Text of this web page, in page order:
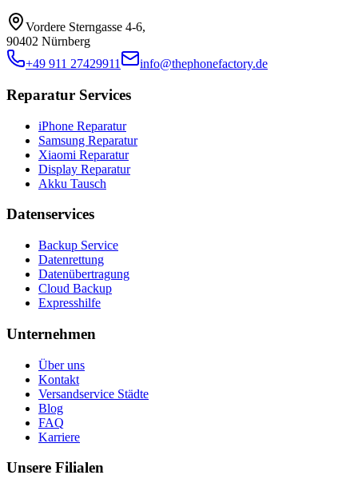
Vordere Sterngasse 4-6,
90402 Nürnberg
+49 911 27429911
info@thephonefactory.de
Reparatur Services
iPhone Reparatur
Samsung Reparatur
Xiaomi Reparatur
Display Reparatur
Akku Tausch
Datenservices
Backup Service
Datenrettung
Datenübertragung
Cloud Backup
Expresshilfe
Unternehmen
Über uns
Kontakt
Versandservice Städte
Blog
FAQ
Karriere
Unsere Filialen